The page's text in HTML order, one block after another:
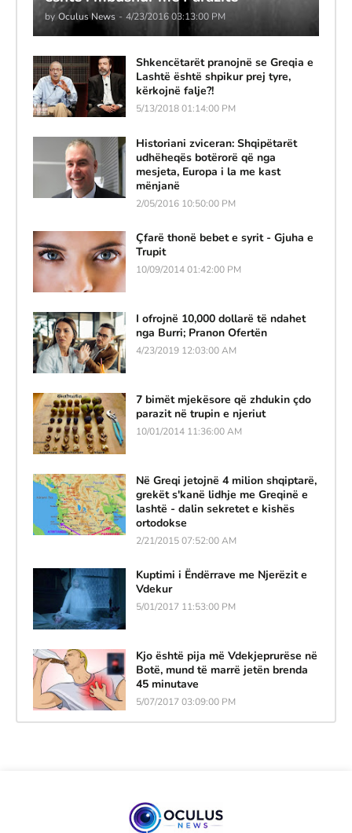
by Oculus News - 4/23/2016 03:13:00 PM
Shkencëtarët pranojnë se Greqia e
Lashtë është shpikur prej tyre,
kërkojnë falje?!
5/13/2018 01:14:00 PM
Historiani zviceran: Shqipëtarët
udhëheqës botërorë që nga
mesjeta, Europa i la me kast
mënjanë
2/05/2016 10:50:00 PM
Çfarë thonë bebet e syrit - Gjuha e
Trupit
10/09/2014 01:42:00 PM
I ofrojnë 10,000 dollarë të ndahet
nga Burri; Pranon Ofertën
4/23/2019 12:03:00 AM
7 bimët mjekësore që zhdukin çdo
parazit në trupin e njeriut
10/01/2014 11:36:00 AM
Në Greqi jetojnë 4 milion shqiptarë,
grekët s'kanë lidhje me Greqinë e
lashtë - dalin sekretet e kishës
ortodokse
2/21/2015 07:52:00 AM
Kuptimi i Ëndërrave me Njerëzit e
Vdekur
5/01/2017 11:53:00 PM
Kjo është pija më Vdekjeprurëse në
Botë, mund të marrë jetën brenda
45 minutave
5/07/2017 03:09:00 PM